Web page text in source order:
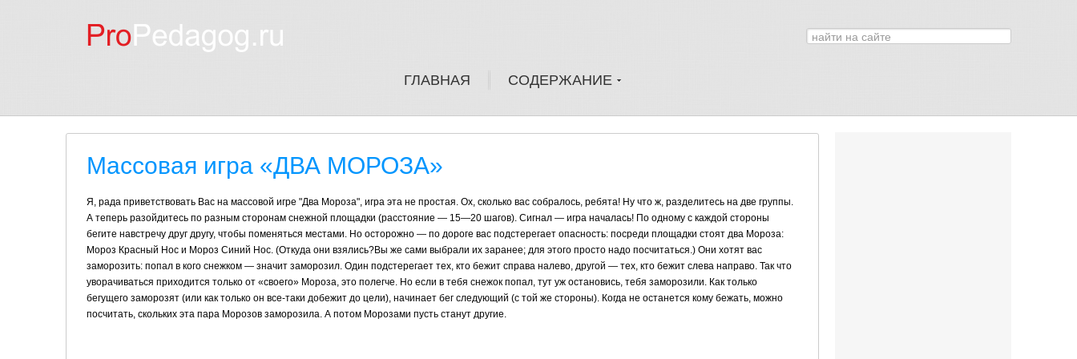
ГЛАВНАЯ СОДЕРЖАНИЕ
Массовая игра «ДВА МОРОЗА»
Я, рада приветствовать Вас на массовой игре "Два Мороза", игра эта не простая. Ох, сколько вас собралось, ребята! Ну что ж, разделитесь на две группы.
А теперь разойдитесь по разным сторонам снежной площадки (расстояние — 15—20 шагов). Сигнал — игра началась! По одному с каждой стороны
бегите навстречу друг другу, чтобы поменяться местами. Но осторожно — по дороге вас подстерегает опасность: посреди площадки стоят два Мороза:
Мороз Красный Нос и Мороз Синий Нос. (Откуда они взялись?Вы же сами выбрали их заранее; для этого просто надо посчитаться.) Они хотят вас
заморозить: попал в кого снежком — значит заморозил. Один подстерегает тех, кто бежит справа налево, другой — тех, кто бежит слева направо. Так что
уворачиваться приходится только от «своего» Мороза, это полегче. Но если в тебя снежок попал, тут уж остановись, тебя заморозили. Как только
бегущего заморозят (или как только он все-таки добежит до цели), начинает бег следующий (с той же стороны). Когда не останется кому бежать, можно
посчитать, скольких эта пара Морозов заморозила. А потом Морозами пусть станут другие.